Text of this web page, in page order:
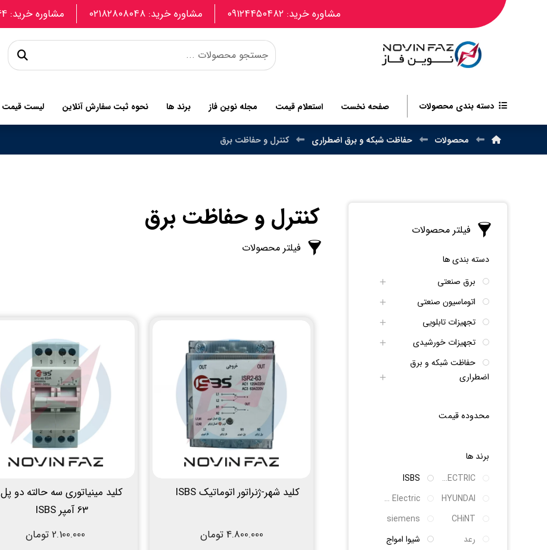
مشاوره خرید: 09907740664 مشاوره خرید: ۰۲۱۸۲۸۰۸۰۴۸ مشاوره خرید: ۰۹۱۲۴۴۵۰۴۸۲
دسته بندی محصولات صفحه نخست استعلام قیمت مجله نوین فاز برند ها نحوه ثبت سفارش آنلاین لیست قیمت
محصولات حفاظت شبکه و برق اضطراری کنترل و حفاظت برق
کنترل و حفاظت برق
فیلتر محصولات
کلید شهر-ژنراتور اتوماتیک ISBS
4.800.000تومان
کلید مینیاتوری سه حالته دو پل
63 آمپر ISBS
2.100.000 تومان
فیلتر محصولات
دسته بندی ها
برق صنعتی
اتوماسیون صنعتی
تجهیزات تابلویی
تجهیزات خورشیدی
حفاظت شبکه و برق
اضطراری
محدوده قیمت
برند ها
LS ELECTRIC
ISBS
HYUNDAI
Schneider Electric
CHiNT
siemens
رعد
شیوا امواج